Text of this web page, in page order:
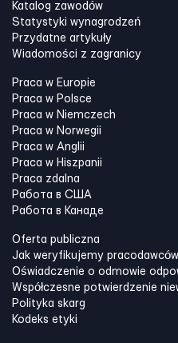
Katalog zawodów
Statystyki wynagrodzeń
Przydatne artykuły
Wiadomości z zagranicy
Praca w Europie
Praca w Polsce
Praca w Niemczech
Praca w Norwegii
Praca w Anglii
Praca w Hiszpanii
Praca zdalna
Работа в США
Работа в Канадe
Oferta publiczna
Jak weryfikujemy pracodawców
Oświadczenie o odmowie
Współczesne potwierdzenie
Polityka skarg
Kodeks etyki